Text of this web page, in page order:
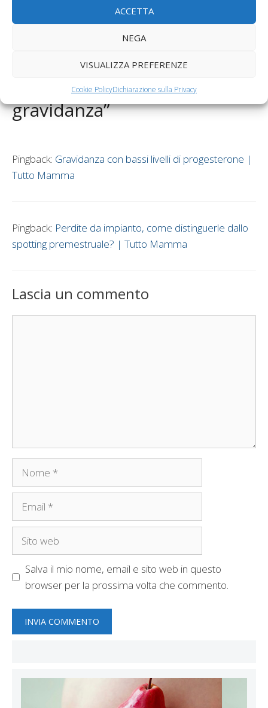
ACCETTA
NEGA
VISUALIZZA PREFERENZE
Cookie PolicyDichiarazione sulla Privacy
Il bambino nell’Era Digitale. Quanto conta Internet
2 commenti su
“Mestruazioni e spotting in
gravidanza”
Pingback: Gravidanza con bassi livelli di progesterone |
Tutto Mamma
Pingback: Perdite da impianto, come distinguerle dallo
spotting premestruale? | Tutto Mamma
Lascia un commento
Nome
Email
Sito
Salva il mio nome, email e sito web in questo
browser per la prossima volta che commento.